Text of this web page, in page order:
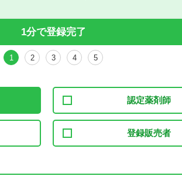
1分で登録完了
1 2 3 4 5
認定薬剤師
登録販売者